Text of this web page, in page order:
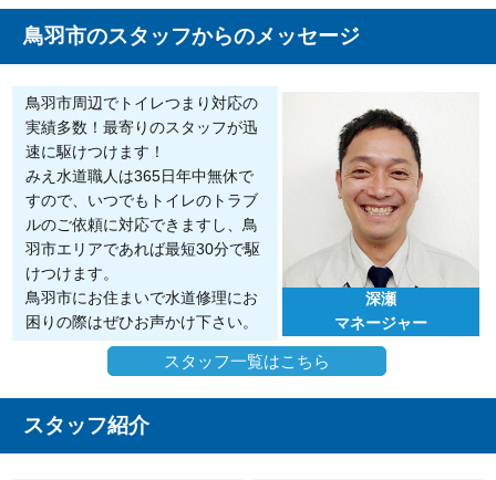
鳥羽市のスタッフからのメッセージ
鳥羽市周辺でトイレつまり対応の
実績多数！最寄りのスタッフが迅
速に駆けつけます！
みえ水道職人は365日年中無休で
すので、いつでもトイレのトラブ
ルのご依頼に対応できますし、鳥
羽市エリアであれば最短30分で駆
けつけます。
鳥羽市にお住まいで水道修理にお
困りの際はぜひお声かけ下さい。
深瀬
マネージャー
スタッフ一覧はこちら
スタッフ紹介